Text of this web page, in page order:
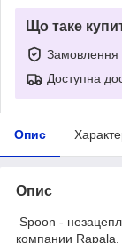
Що таке
Замовлення
Доступна
Опис
Опис
Spoon -
компании